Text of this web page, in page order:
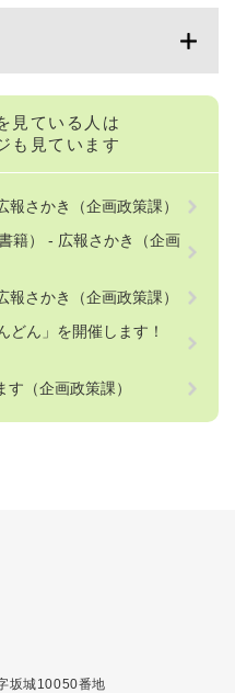
見ている人は
も見ています
さかき（企画政策課）
籍） - 広報さかき（企画
さかき（企画政策課）
どん」を開催します！
（企画政策課）
坂城10050番地